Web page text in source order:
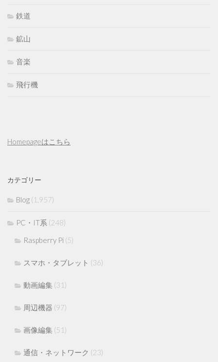
鉄道
鉱山
音楽
飛行機
Homepageはこちら
カテゴリー
Blog (1,957)
PC・IT系 (248)
Raspberry Pi (5)
スマホ・タブレット (36)
動画編集 (31)
周辺機器 (97)
画像編集 (51)
通信・ネットワーク (23)